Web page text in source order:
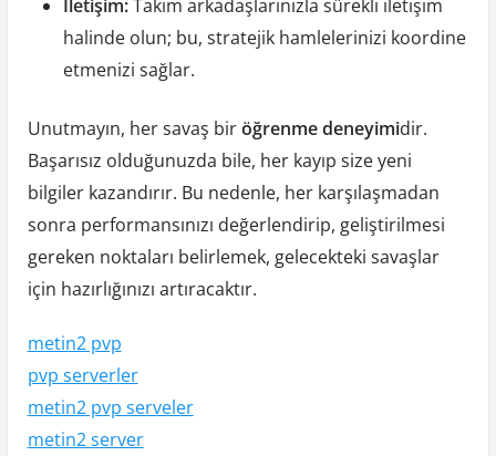
İletişim:Takım arkadaşlarınızla sürekli iletişim
halinde olun; bu, stratejik hamlelerinizi koordine
etmenizi sağlar.
Unutmayın, her savaş biröğrenme deneyimidir.
Başarısız olduğunuzda bile, her kayıp size yeni
bilgiler kazandırır. Bu nedenle, her karşılaşmadan
sonra performansınızı değerlendirip, geliştirilmesi
gereken noktaları belirlemek, gelecekteki savaşlar
için hazırlığınızı artıracaktır.
metin2 pvp
pvp serverler
metin2 pvp serveler
metin2 server